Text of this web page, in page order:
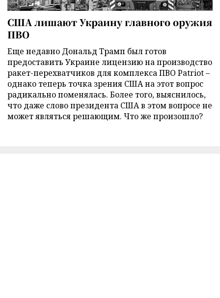
США лишают Украину главного оружия
ПВО
Еще недавно Дональд Трамп был готов
предоставить Украине лицензию на производство
ракет-перехватчиков для комплекса ПВО Patriot –
однако теперь точка зрения США на этот вопрос
радикально поменялась. Более того, выяснилось,
что даже слово президента США в этом вопросе не
может являться решающим. Что же произошло?